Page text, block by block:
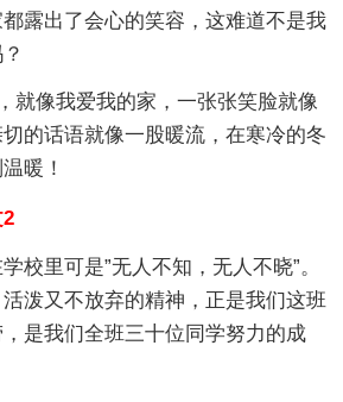
露出了会心的笑容，这难道不是我
就像我爱我的家，一张张笑脸就像
的话语就像一股暖流，在寒冷的冬
暖！
校里可是”无人不知，无人不晓”。
泼又不放弃的精神，正是我们这班
是我们全班三十位同学努力的成